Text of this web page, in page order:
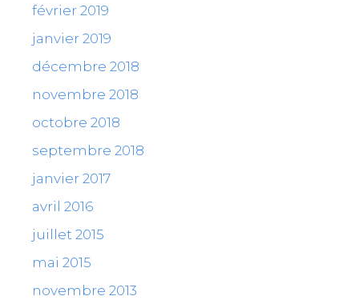
février 2019
janvier 2019
décembre 2018
novembre 2018
octobre 2018
septembre 2018
janvier 2017
avril 2016
juillet 2015
mai 2015
novembre 2013